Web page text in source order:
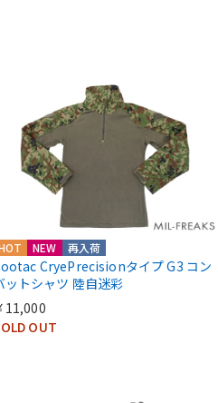
NEW 再入荷
CryePrecisionタイプ G3 コン
ットシャツ 陸自迷彩
11,000
OUT